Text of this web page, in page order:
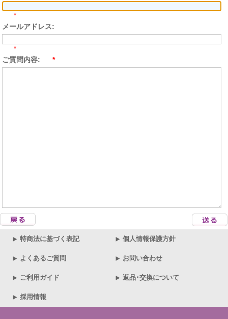
*
メールアドレス:
*
ご質問内容: *
特商法に基づく表記 個人情報保護方針
よくあるご質問 お問い合わせ
ご利用ガイド 返品･交換について
採用情報